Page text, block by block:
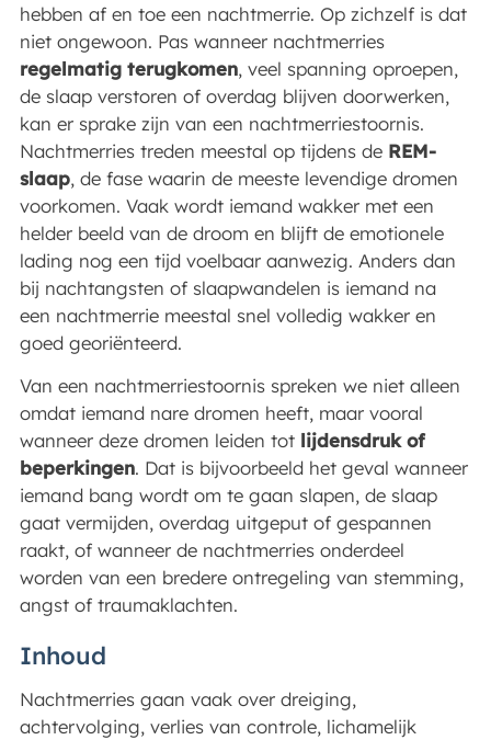
hebben af en toe een nachtmerrie. Op zichzelf is dat
niet ongewoon. Pas wanneer nachtmerries
regelmatig terugkomen, veel spanning oproepen,
de slaap verstoren of overdag blijven doorwerken,
kan er sprake zijn van een nachtmerriestoornis.
Nachtmerries treden meestal op tijdens de REM-
slaap, de fase waarin de meeste levendige dromen
voorkomen. Vaak wordt iemand wakker met een
helder beeld van de droom en blijft de emotionele
lading nog een tijd voelbaar aanwezig. Anders dan
bij nachtangsten of slaapwandelen is iemand na
een nachtmerrie meestal snel volledig wakker en
goed georiënteerd.
Van een nachtmerriestoornis spreken we niet alleen
omdat iemand nare dromen heeft, maar vooral
wanneer deze dromen leiden tot lijdensdruk of
beperkingen. Dat is bijvoorbeeld het geval wanneer
iemand bang wordt om te gaan slapen, de slaap
gaat vermijden, overdag uitgeput of gespannen
raakt, of wanneer de nachtmerries onderdeel
worden van een bredere ontregeling van stemming,
angst of traumaklachten.
Inhoud
Nachtmerries gaan vaak over dreiging,
achtervolging, verlies van controle, lichamelijk